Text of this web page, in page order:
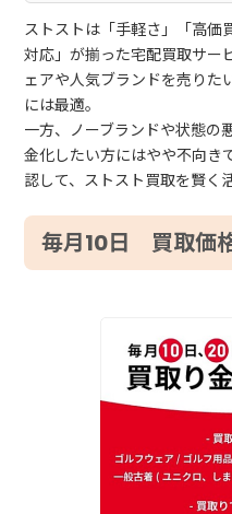
ストストは「手軽さ」「高価
対応」が揃った宅配買取サー
ェアや人気ブランドを売りた
には最適。
一方、ノーブランドや状態の
金化したい方にはやや不向き
認して、ストスト買取を賢く
毎月10日 買取価